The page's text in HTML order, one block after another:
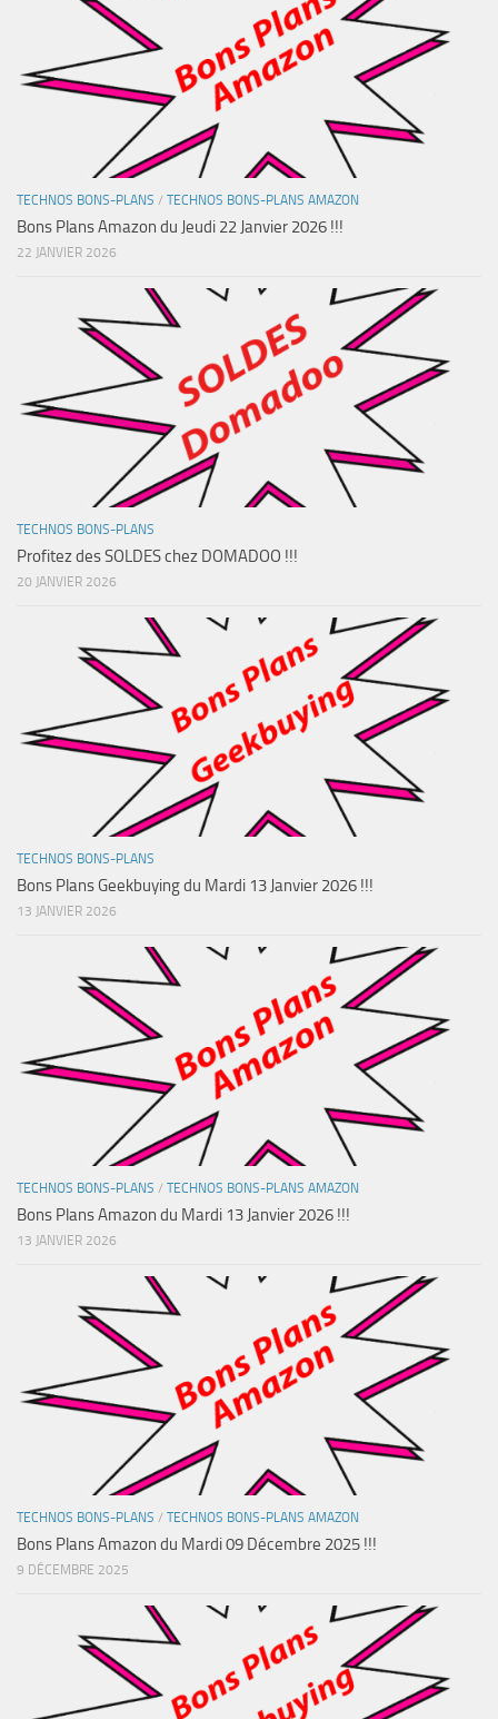
TECHNOS BONS-PLANS / TECHNOS BONS-PLANS AMAZON
Bons Plans Amazon du Jeudi 22 Janvier 2026 !!!
22 JANVIER 2026
TECHNOS BONS-PLANS
Profitez des SOLDES chez DOMADOO !!!
20 JANVIER 2026
TECHNOS BONS-PLANS
Bons Plans Geekbuying du Mardi 13 Janvier 2026 !!!
13 JANVIER 2026
TECHNOS BONS-PLANS / TECHNOS BONS-PLANS AMAZON
Bons Plans Amazon du Mardi 13 Janvier 2026 !!!
13 JANVIER 2026
TECHNOS BONS-PLANS / TECHNOS BONS-PLANS AMAZON
Bons Plans Amazon du Mardi 09 Décembre 2025 !!!
9 DÉCEMBRE 2025